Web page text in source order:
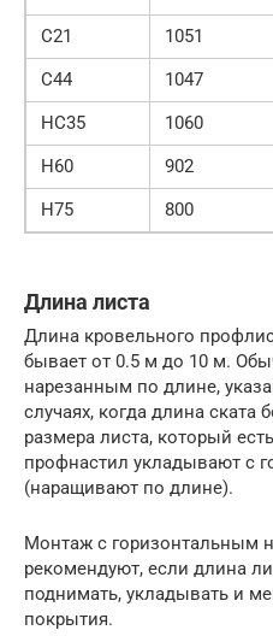
C21
1051
C44
1047
HC35
1060
H60
902
H75
800
Длина листа
Длина кровельного
бывает от 0.5 м до 10 м.
нарезанным по длине,
случаях, когда длина ската
размера листа, который
профнастил укладывают с
(наращивают по длине).
Монтаж с горизонтальным
рекомендуют, если длина
поднимать, укладывать и
покрытия.